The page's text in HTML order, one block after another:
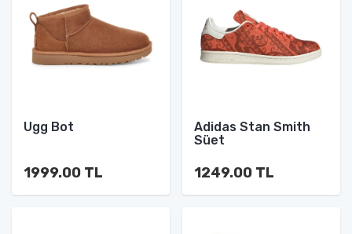
Ugg Bot
1999.00 TL
Adidas Stan Smith
Süet
1249.00 TL